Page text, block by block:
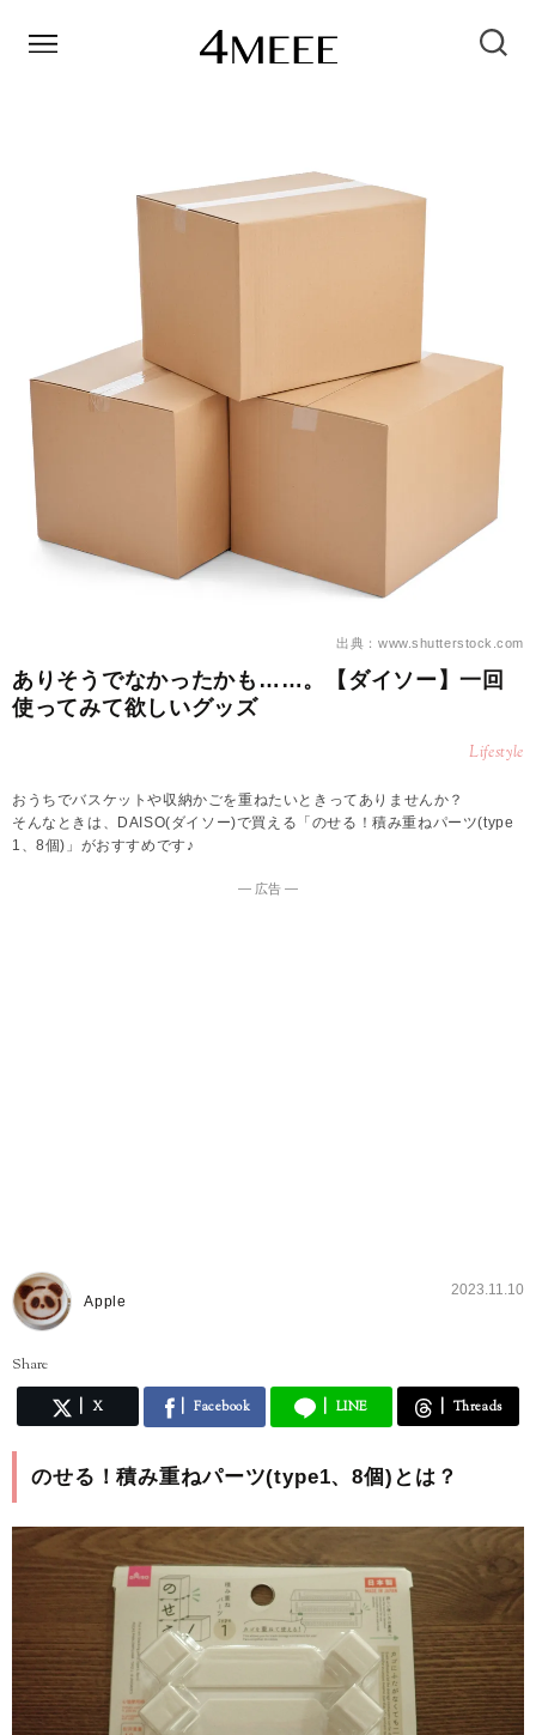
出典：www.shutterstock.com
ありそうでなかったかも……。【ダイソー】一回
使ってみて欲しいグッズ
Lifestyle
おうちでバスケットや収納かごを重ねたいときってありませんか？
そんなときは、DAISO(ダイソー)で買える「のせる！積み重ねパーツ(type
1、8個)」がおすすめです♪
― 広告 ―
Apple
2023.11.10
Share
X Facebook LINE Threads
のせる！積み重ねパーツ(type1、8個)とは？